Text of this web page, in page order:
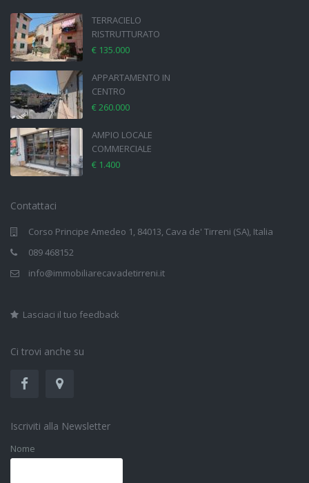
TERRACIELO
RISTRUTTURATO
€ 135.000
APPARTAMENTO IN
CENTRO
€ 260.000
AMPIO LOCALE
COMMERCIALE
€ 1.400
Contattaci
Corso Principe Amedeo 1, 84013, Cava de' Tirreni (SA), Italia
089 468152
info@immobiliarecavadetirreni.it
Lasciaci il tuo feedback
Ci trovi anche su
Iscriviti alla Newsletter
Nome